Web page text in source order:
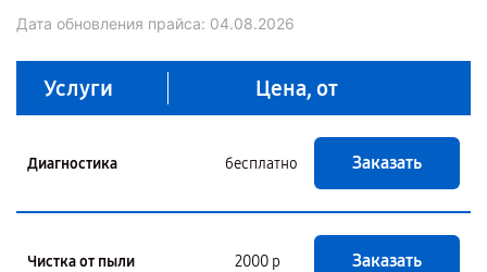
Дата обновления прайса: 04.08.2026
Услуги Цена, от
Диагностика бесплатно Заказать
Чистка от пыли 2000 р Заказать